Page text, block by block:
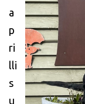
a
p
ri
lli
s
u